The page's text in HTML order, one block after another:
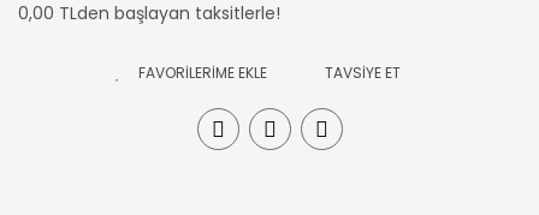
0,00 TLden başlayan taksitlerle!
TAVSİYE ET